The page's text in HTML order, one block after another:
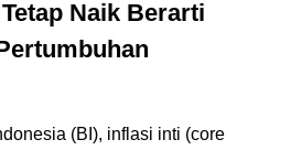
Naik Berarti
(BI), inflasi inti (core